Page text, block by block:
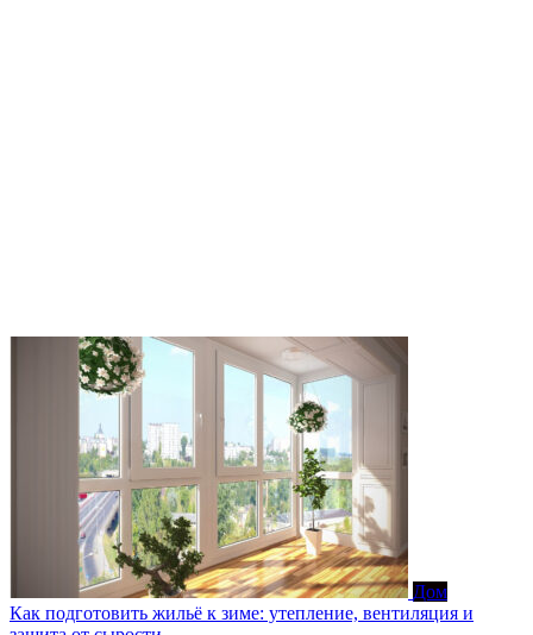
Дом
Как подготовить жильё к зиме: утепление, вентиляция и